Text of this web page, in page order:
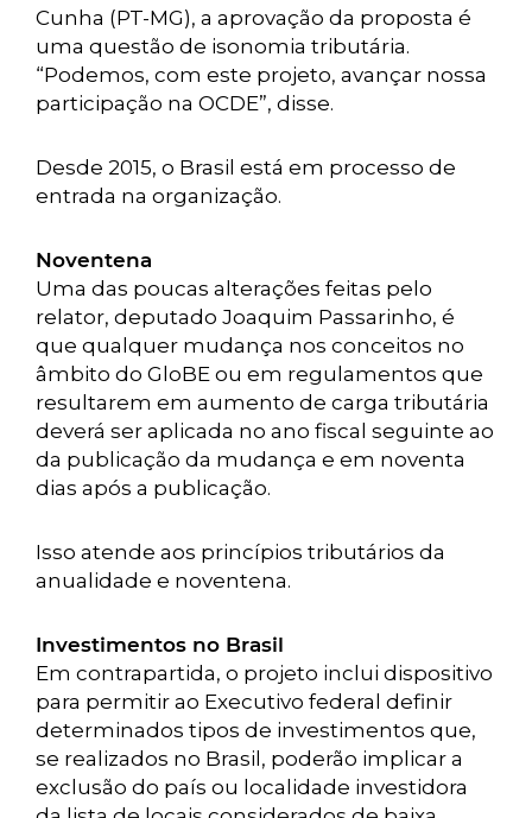
Cunha (PT-MG), a aprovação da proposta é
uma questão de isonomia tributária.
“Podemos, com este projeto, avançar nossa
participação na OCDE”, disse.
Desde 2015, o Brasil está em processo de
entrada na organização.
Noventena
Uma das poucas alterações feitas pelo
relator, deputado Joaquim Passarinho, é
que qualquer mudança nos conceitos no
âmbito do GloBE ou em regulamentos que
resultarem em aumento de carga tributária
deverá ser aplicada no ano fiscal seguinte ao
da publicação da mudança e em noventa
dias após a publicação.
Isso atende aos princípios tributários da
anualidade e noventena.
Investimentos no Brasil
Em contrapartida, o projeto inclui dispositivo
para permitir ao Executivo federal definir
determinados tipos de investimentos que,
se realizados no Brasil, poderão implicar a
exclusão do país ou localidade investidora